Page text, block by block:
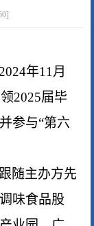
]
年11月
2025届毕
并参与“第六
随主办方先
味食品股